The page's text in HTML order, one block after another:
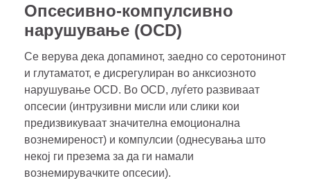
Опсесивно-компулсивно
нарушување (OCD)
Се верува дека допаминот, заедно со серотонинот
и глутаматот, е дисрегулиран во анксиозното
нарушување OCD. Во OCD, луѓето развиваат
опсесии (интрузивни мисли или слики кои
предизвикуваат значителна емоционална
вознемиреност) и компулсии (однесувања што
некој ги презема за да ги намали
вознемирувачките опсесии).